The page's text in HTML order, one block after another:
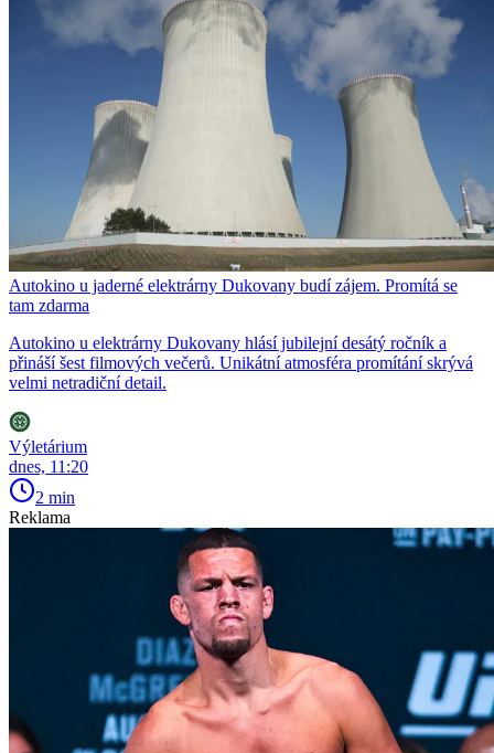
Autokino u jaderné elektrárny Dukovany budí zájem. Promítá se
tam zdarma
Autokino u elektrárny Dukovany hlásí jubilejní desátý ročník a
přináší šest filmových večerů. Unikátní atmosféra promítání skrývá
velmi netradiční detail.
Výletárium
dnes, 11:20
2 min
Reklama